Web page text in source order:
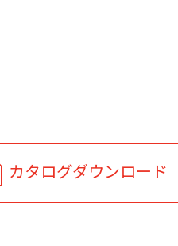
カタログダウンロード